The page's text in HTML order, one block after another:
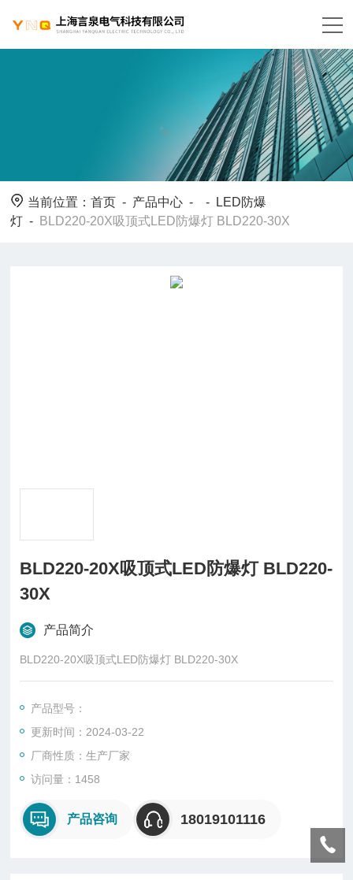
当前位置：首页 - 产品中心 - -
LED防爆
灯 - BLD220-20X吸顶式LED防爆灯 BLD220-30X
BLD220-20X吸顶式LED防爆灯 BLD220-
30X
产品简介
BLD220-20X吸顶式LED防爆灯 BLD220-30X
产品型号：
更新时间：2024-03-22
厂商性质：生产厂家
访问量：1458
产品咨询 18019101116